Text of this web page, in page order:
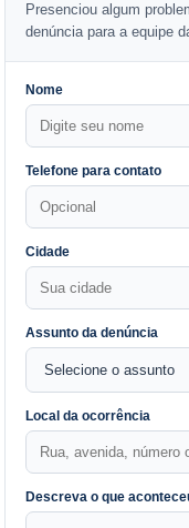
Presenciou algum
denúncia para a equipe
Nome
Telefone para contato
Cidade
Assunto da denúncia
Local da ocorrência
Descreva o que